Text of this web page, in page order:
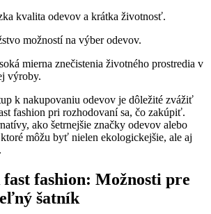
kvalita odevov a krátka životnosť.
možností na výber odevov.
mierna znečistenia životného prostredia v
výroby.
k nakupovaniu odevov je dôležité zvážiť
fashion pri rozhodovaní sa, čo zakúpiť.
ako šetrnejšie značky odevov alebo
môžu byť nielen ekologickejšie, ale aj
fashion: Možnosti pre
šatník